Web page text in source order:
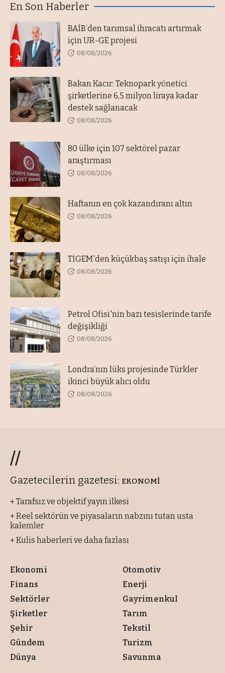
En Son Haberler
BAİB’den tarımsal ihracatı artırmak
için UR-GE projesi
08/08/2026
Bakan Kacır: Teknopark yönetici
şirketlerine 6,5 milyon liraya kadar
destek sağlanacak
08/08/2026
80 ülke için 107 sektörel pazar
araştırması
08/08/2026
Haftanın en çok kazandıranı altın
08/08/2026
TİGEM'den küçükbaş satışı için ihale
08/08/2026
Petrol Ofisi'nin bazı tesislerinde tarife
değişikliği
08/08/2026
Londra’nın lüks projesinde Türkler
ikinci büyük alıcı oldu
08/08/2026
//
Gazetecilerin gazetesi: EKONOMİ
+ Tarafsız ve objektif yayın ilkesi
+ Reel sektörün ve piyasaların nabzını tutan usta
kalemler
+ Kulis haberleri ve daha fazlası
Ekonomi
Finans
Sektörler
Şirketler
Şehir
Gündem
Dünya
Otomotiv
Enerji
Gayrimenkul
Tarım
Tekstil
Turizm
Savunma